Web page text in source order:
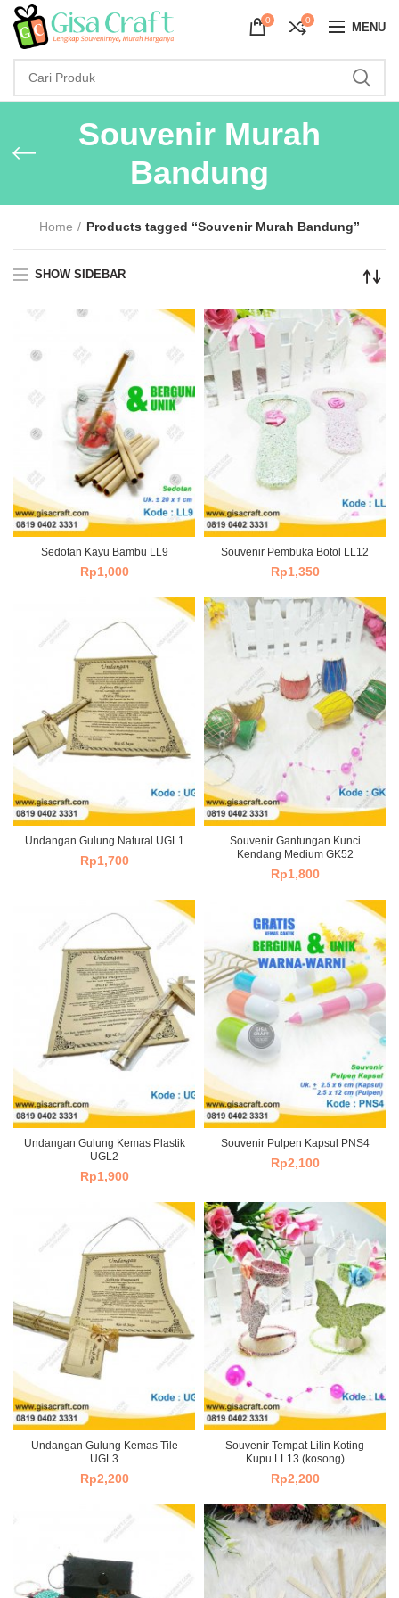
0 0 MENU
Souvenir Murah
Bandung
Home Products tagged “Souvenir Murah Bandung”
SHOW SIDEBAR
Sedotan Kayu Bambu LL9
Rp1,000
Souvenir Pembuka Botol LL12
Rp1,350
Undangan Gulung Natural UGL1
Rp1,700
Souvenir Gantungan Kunci
Kendang Medium GK52
Rp1,800
Undangan Gulung Kemas Plastik
UGL2
Rp1,900
Souvenir Pulpen Kapsul PNS4
Rp2,100
Undangan Gulung Kemas Tile
UGL3
Rp2,200
Souvenir Tempat Lilin Koting
Kupu LL13 (kosong)
Rp2,200